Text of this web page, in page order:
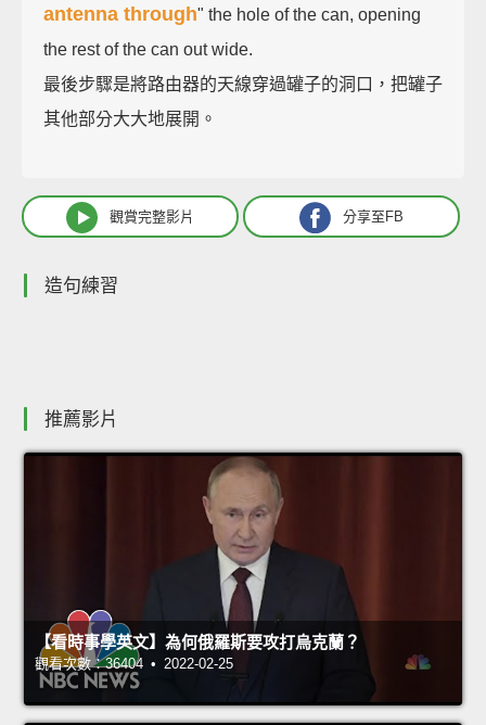
antenna through" the hole of the can, opening
the rest of the can out wide.
最後步驟是將路由器的天線穿過罐子的洞口，把罐子
其他部分大大地展開。
觀賞完整影片 分享至FB
造句練習
推薦影片
【看時事學英文】為何俄羅斯要攻打烏克蘭？
觀看次數：36404 • 2022-02-25